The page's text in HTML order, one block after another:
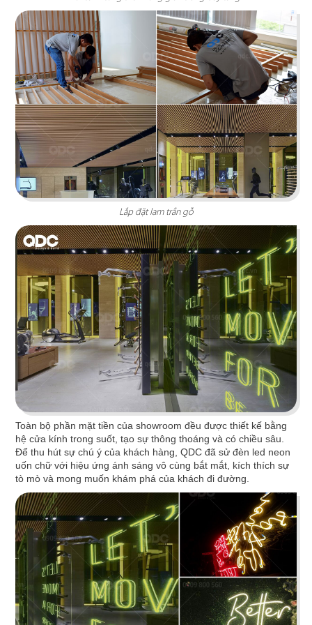
Chi tiết
AQ GOURMET
Thiết kế mang phong cách hiện đại với gam màu
trắng và xám làm chủ đạo tạo nên sự sang trọng,
tinh tế.
Chi tiết
F.A.M STUDIO
F.A.M theo phong cách Nhật Bản được bố trí
theo nhiều concept mới lạ, độc đáo mang đến làn
gió mới cho gia đình Việt
Chi tiết
Lắp đặt lam trần gỗ
Toàn bộ phần mặt tiền của showroom đều được thiết kế bằng
hệ cửa kính trong suốt, tạo sự thông thoáng và có chiều sâu.
Để thu hút sự chú ý của khách hàng, QDC đã sử đèn led neon
uốn chữ với hiệu ứng ánh sáng vô cùng bắt mắt, kích thích sự
tò mò và mong muốn khám phá của khách đi đường.